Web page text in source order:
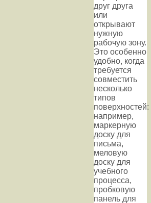
друг друга
или
открывают
нужную
рабочую зону.
Это особенно
удобно, когда
требуется
совместить
несколько
типов
поверхностей:
например,
маркерную
доску для
письма,
меловую
доску для
учебного
процесса,
пробковую
панель для